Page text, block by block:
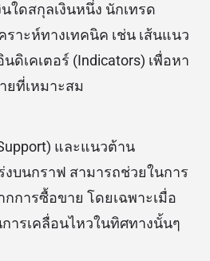
ใดสกุลเงินหนึ่ง นักเทรด
ราะห์ทางเทคนิค เช่น เส้นแนว
ดิเคเตอร์ (Indicators) เพื่อหา
ยที่เหมาะสม
และแนวต้าน
งบนกราฟ สามารถช่วยในการ
การซื้อขาย โดยเฉพาะเมื่อ
ารเคลื่อนไหวในทิศทางนั้นๆ